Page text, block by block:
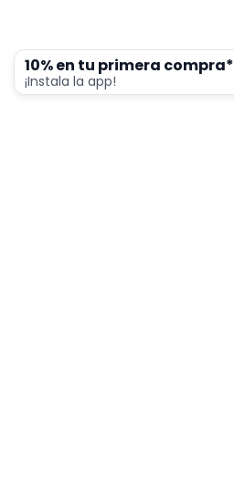
10% en tu primera compra*
¡Instala la app!